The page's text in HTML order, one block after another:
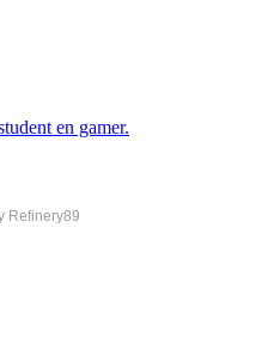
en gamer.
Refinery89